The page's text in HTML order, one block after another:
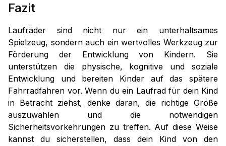
Fazit
Laufräder sind nicht nur ein unterhaltsames
Spielzeug, sondern auch ein wertvolles Werkzeug zur
Förderung der Entwicklung von Kindern. Sie
unterstützen die physische, kognitive und soziale
Entwicklung und bereiten Kinder auf das spätere
Fahrradfahren vor. Wenn du ein Laufrad für dein Kind
in Betracht ziehst, denke daran, die richtige Größe
auszuwählen und die notwendigen
Sicherheitsvorkehrungen zu treffen. Auf diese Weise
kannst du sicherstellen, dass dein Kind von den